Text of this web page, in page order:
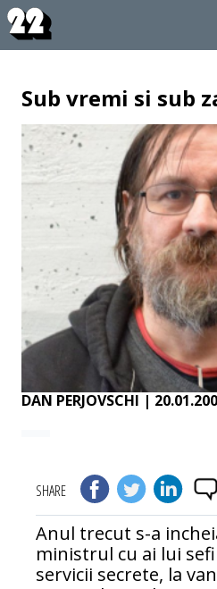
Sub vremi si sub
DAN PERJOVSCHI |
SHARE
Anul trecut s-a
ministrul cu ai lui
servicii secrete, la